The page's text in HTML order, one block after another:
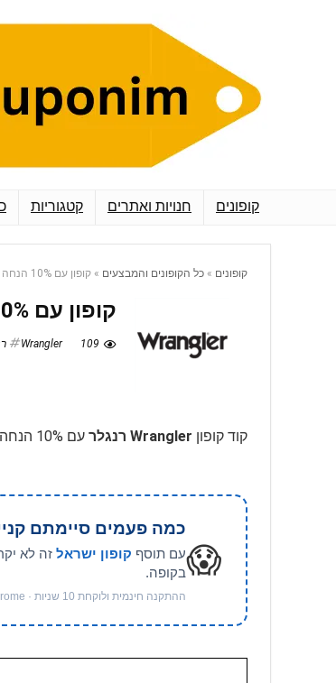
קופונים חנויות ואתרים קטגוריות
קופונים » כל הקופונים והמבצעים » קופון עם 10% הנחה – Wrangler רנגלר
קופון עם 10% הנחה – Wrangler רנגלר
109 Wrangler רנגלר
קוד קופון Wrangler רנגלר עם 10% הנחה, על הקולקציה החדשה, כולל כפל מבצעים, בכפוף לתנאים עד 31.12.2026
😱
כמה פעמים סיימתם
עם תוסף קופון ישראל זה לא
בקופה.
ההתקנה חינמית ולוקחת 10 שניות · Google Chrome במחשב